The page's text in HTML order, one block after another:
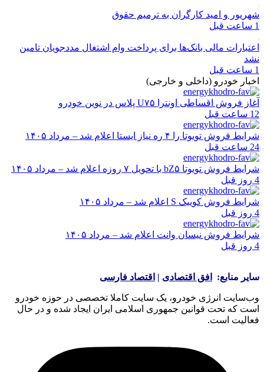
شهریور و امید کارگران به ترمیم حقوق
1 ساعت قبل
اعتبارات مالی بانک‌ها برای پرداخت وام اشتغال مددجویان تامین
نشد
1 ساعت قبل
اخبار خودرو (داخلی و خارجی)
آغاز فروش اقساطی اونترا U۷۵ پلاس در نوین خودرو
12 ساعت قبل
شرایط فروش تویوتا را ۴ ره نیاز ایستا اعلام شد – مرداد ۱۴۰۵
24 ساعت قبل
شرایط فروش تویوتا bZ۵ با تحویل ۷ روزه اعلام شد – مرداد ۱۴۰۵
4 روز قبل
شرایط فروش کوییک S اعلام شد – مرداد ۱۴۰۵
4 روز قبل
شرایط فروش نیسان وانت اعلام شد – مرداد ۱۴۰۵
4 روز قبل
سایر منابع: افق اقتصادی | اقتصاد فارسی
وب‌سایت انرژی خودرو، یک سایت کاملا تخصصی در حوزه خودرو
است که تحت قوانین جمهوری اسلامی ایران ایجاد شده و در حال
فعالیت است.